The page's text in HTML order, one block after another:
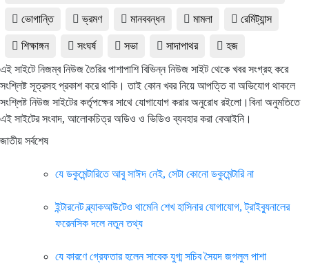
ভোগান্তি ভ্রমণ মানববন্ধন মামলা রেমিট্যান্স
শিক্ষাঙ্গন সংঘর্ষ সভা সাদাপাথর
হজ
এই সাইটে নিজম্ব নিউজ তৈরির পাশাপাশি বিভিন্ন নিউজ সাইট থেকে খবর সংগ্রহ করে
সংশ্লিষ্ট সূত্রসহ প্রকাশ করে থাকি। তাই কোন খবর নিয়ে আপত্তি বা অভিযোগ থাকলে
সংশ্লিষ্ট নিউজ সাইটের কর্তৃপক্ষের সাথে যোগাযোগ করার অনুরোধ রইলো।বিনা অনুমতিতে
এই সাইটের সংবাদ, আলোকচিত্র অডিও ও ভিডিও ব্যবহার করা বেআইনি।
জাতীয় সর্বশেষ
যে ডকুমেন্টারিতে আবু সাঈদ নেই, সেটা কোনো ডকুমেন্টারি না
ইন্টারনেট ব্ল্যাকআউটেও থামেনি শেখ হাসিনার যোগাযোগ, ট্রাইব্যুনালের
ফরেনসিক দলে নতুন তথ্য
যে কারণে গ্রেফতার হলেন সাবেক যুগ্ম সচিব সৈয়দ জগলুল পাশা